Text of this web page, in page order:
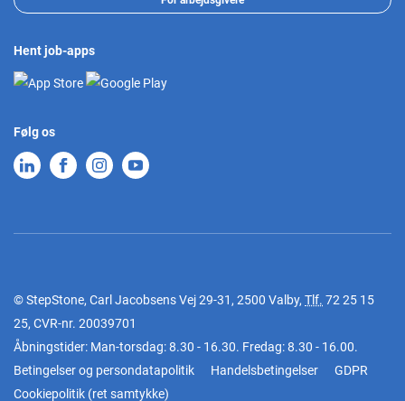
Hent job-apps
Følg os
© StepStone, Carl Jacobsens Vej 29-31, 2500 Valby, Tlf. 72 25 15
25, CVR-nr. 20039701
Åbningstider: Man-torsdag: 8.30 - 16.30. Fredag: 8.30 - 16.00.
Betingelser og persondatapolitik
Handelsbetingelser
GDPR
Cookiepolitik (ret samtykke)